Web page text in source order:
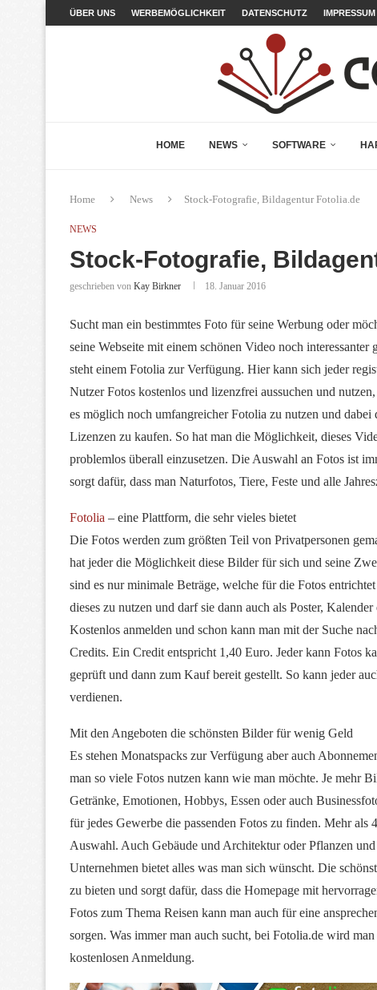
ÜBER UNS WERBEMÖGLICHKEIT DATENSCHUTZ IMPRESSUM
HOME NEWS SOFTWARE
Home News Stock-Fotografie, Bildagentur Fotolia.de
NEWS
Stock-Fotografie,
geschrieben von Kay Birkner 18. Januar 2016
Sucht man ein bestimmtes Foto für seine Werbung oder
seine Webseite mit einem schönen Video noch interessanter
steht einem Fotolia zur Verfügung. Hier kann sich jeder
Nutzer Fotos kostenlos und lizenzfrei aussuchen und
es möglich noch umfangreicher Fotolia zu nutzen und dabei
Lizenzen zu kaufen. So hat man die Möglichkeit, dieses
problemlos überall einzusetzen. Die Auswahl an Fotos ist
sorgt dafür, dass man Naturfotos, Tiere, Feste und alle
Fotolia – eine Plattform, die sehr vieles bietet
Die Fotos werden zum größten Teil von Privatpersonen
hat jeder die Möglichkeit diese Bilder für sich und seine
sind es nur minimale Beträge, welche für die Fotos
dieses zu nutzen und darf sie dann auch als Poster,
Kostenlos anmelden und schon kann man mit der Suche
Credits. Ein Credit entspricht 1,40 Euro. Jeder kann Fotos
geprüft und dann zum Kauf bereit gestellt. So kann jeder
verdienen.
Mit den Angeboten die schönsten Bilder für wenig Geld
Es stehen Monatspacks zur Verfügung aber auch
man so viele Fotos nutzen kann wie man möchte. Je mehr
Getränke, Emotionen, Hobbys, Essen oder auch
für jedes Gewerbe die passenden Fotos zu finden. Mehr
Auswahl. Auch Gebäude und Architektur oder Pflanzen
Unternehmen bietet alles was man sich wünscht. Die
zu bieten und sorgt dafür, dass die Homepage mit
Fotos zum Thema Reisen kann man auch für eine
sorgen. Was immer man auch sucht, bei Fotolia.de wird
kostenlosen Anmeldung.